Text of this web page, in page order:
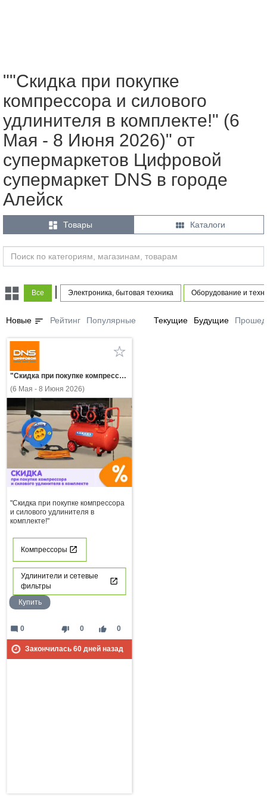
""Скидка при покупке
компрессора и силового
удлинителя в комплекте!" (6
Мая - 8 Июня 2026)" от
супермаркетов Цифровой
супермаркет DNS в городе
Алейск
 Товары  Каталоги
Все | Электроника, бытовая техника Оборудование и
Новые sort Рейтинг Популярные Текущие Будущие
"Скидка при покупке компрессора и силового удлинителя в комплекте!"
(6 Мая - 8 Июня 2026)
"Скидка при покупке компрессора
и силового удлинителя в
комплекте!"
Компрессоры
Удлинители и сетевые
фильтры
Купить
thumb_down 0 thumb_up 0
mode_comment 0
Закончилась 60дней назад